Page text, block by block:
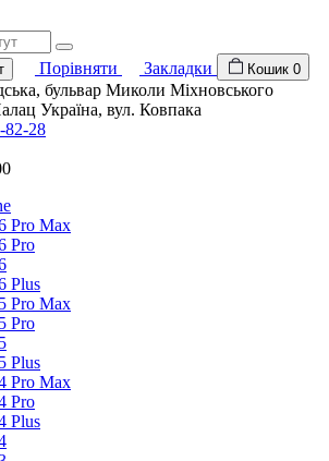
Порівняти Закладки Кошик 0
бульвар Миколи Міхновського
Україна, вул. Ковпака
82-28
Pro Max
Pro
Plus
Pro Max
Pro
Plus
Pro Max
Pro
Plus